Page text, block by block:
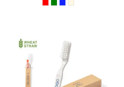
RojoVerdeAzul Royal
Natural